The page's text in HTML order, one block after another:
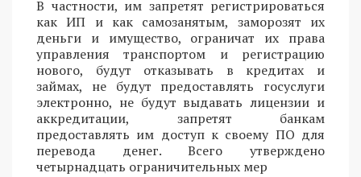
В частности, им запретят регистрироваться
как ИП и как самозанятым, заморозят их
деньги и имущество, ограничат их права
управления транспортом и регистрацию
нового, будут отказывать в кредитах и
займах, не будут предоставлять госуслуги
электронно, не будут выдавать лицензии и
аккредитации, запретят банкам
предоставлять им доступ к своему ПО для
перевода денег. Всего утверждено
четырнадцать ограничительных мер